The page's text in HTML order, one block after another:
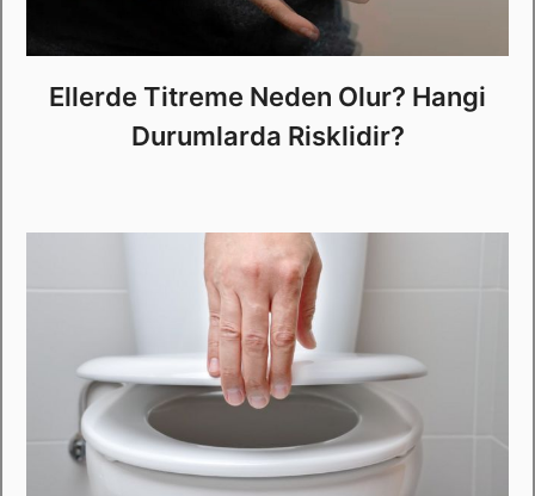
Ellerde Titreme Neden Olur? Hangi
Durumlarda Risklidir?